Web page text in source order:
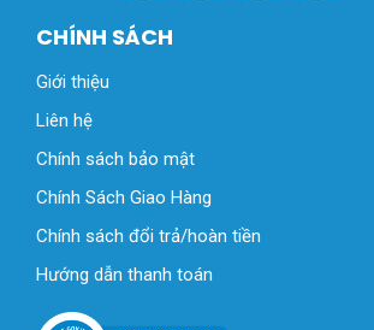
CHÍNH SÁCH
Giới thiệu
Liên hệ
Chính sách bảo mật
Chính Sách Giao Hàng
Chính sách đổi trả/hoàn tiền
Hướng dẫn thanh toán